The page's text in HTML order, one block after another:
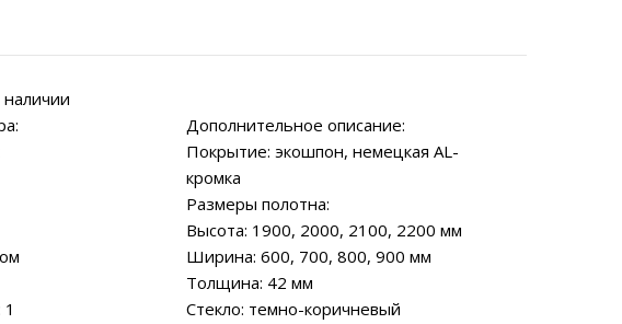
Дополнительное описание:
Покрытие: экошпон, немецкая AL-
кромка
Размеры полотна:
Высота: 1900, 2000, 2100, 2200 мм
Ширина: 600, 700, 800, 900 мм
Толщина: 42 мм
Стекло: темно-коричневый